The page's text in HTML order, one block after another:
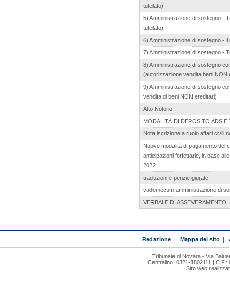
tutelato)
5) Amministrazione di sostegno -
tutelato)
6) Amministrazione di sostegno -
7) Amministrazione di sostegno -
8) Amministrazione di sostegno
(autorizzazione vendita beni NON
9) Amministrazione di sostegno
vendita di beni NON ereditari)
Atto Notorio
MODALITÀ DI DEPOSITO ADS E
Nota iscrizione a ruolo affari civili
Nuove modalità di pagamento del
anticipazioni forfettarie, in base
2022.
traduzioni e perizie giurate
vademecum amministrazione di
VERBALE DI ASSEVERAMENTO
Redazione| Mappa del sito|
Tribunale di Novara - Via
Centralino: 0321-1802111 |
Sito web